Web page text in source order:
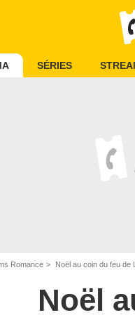
SÉRIES
Romance Noël au coin du feu de
Noël